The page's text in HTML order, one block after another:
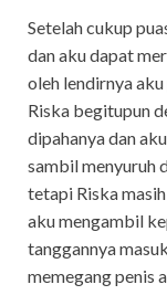
Setelah cukup
dan aku dapat
oleh lendirnya
Riska begitupun
dipahanya dan
sambil menyuruh
tetapi Riska
aku mengambil
tanggannya
memegang penis